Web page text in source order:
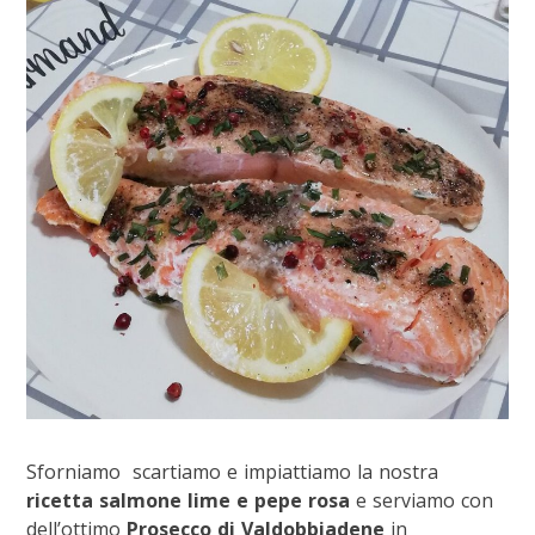
Sforniamo scartiamo e impiattiamo la nostra
ricetta salmone lime e pepe rosa e serviamo con
dell’ottimo Prosecco di Valdobbiadene in